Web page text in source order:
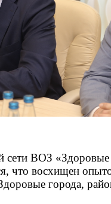
сети ВОЗ «Здоровые
что восхищен
города,